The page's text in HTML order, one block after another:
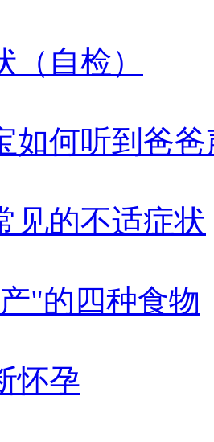
（自检）
如何听到爸爸
见的不适症状
"的四种食物
怀孕